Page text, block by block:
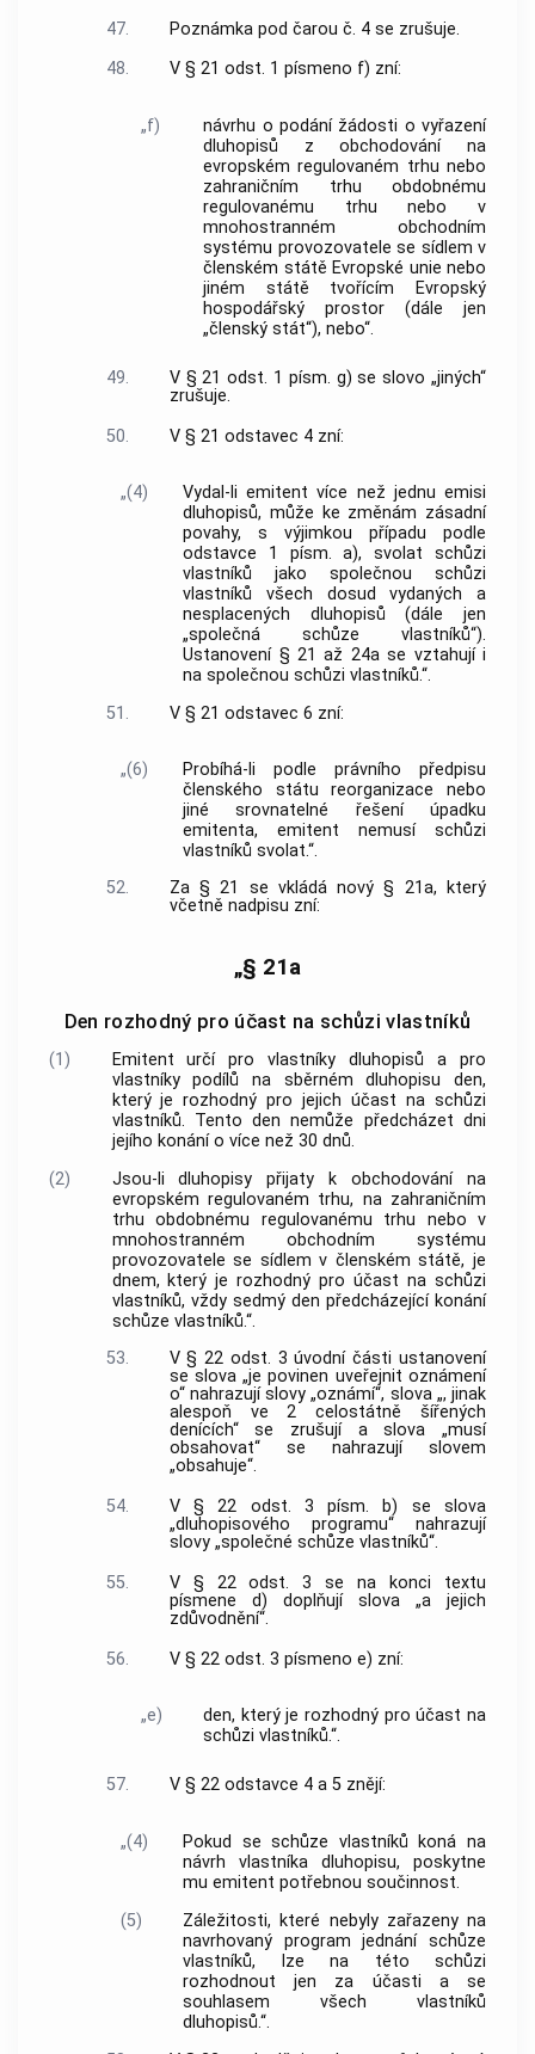
47.
Poznámka pod čarou č. 4 se zrušuje.
48.
V § 21 odst. 1 písmeno f) zní:
„f)
návrhu o podání žádosti o vyřazení
dluhopisů z obchodování na
evropském regulovaném trhu nebo
zahraničním trhu obdobnému
regulovanému trhu nebo v
mnohostranném obchodním
systému provozovatele se sídlem v
členském státě Evropské unie nebo
jiném státě tvořícím Evropský
hospodářský prostor (dále jen
„členský stát“), nebo“.
49.
V § 21 odst. 1 písm. g) se slovo „jiných“
zrušuje.
50.
V § 21 odstavec 4 zní:
„(4)
Vydal-li emitent více než jednu emisi
dluhopisů, může ke změnám zásadní
povahy, s výjimkou případu podle
odstavce 1 písm. a), svolat schůzi
vlastníků jako společnou schůzi
vlastníků všech dosud vydaných a
nesplacených dluhopisů (dále jen
„společná schůze vlastníků“).
Ustanovení § 21 až 24a se vztahují i
na společnou schůzi vlastníků.“.
51.
V § 21 odstavec 6 zní:
„(6)
Probíhá-li podle právního předpisu
členského státu reorganizace nebo
jiné srovnatelné řešení úpadku
emitenta, emitent nemusí schůzi
vlastníků svolat.“.
52.
Za § 21 se vkládá nový § 21a, který
včetně nadpisu zní:
„§ 21a
Den rozhodný pro účast na schůzi vlastníků
(1)
Emitent určí pro vlastníky dluhopisů a pro
vlastníky podílů na sběrném dluhopisu den,
který je rozhodný pro jejich účast na schůzi
vlastníků. Tento den nemůže předcházet dni
jejího konání o více než 30 dnů.
(2)
Jsou-li dluhopisy přijaty k obchodování na
evropském regulovaném trhu, na zahraničním
trhu obdobnému regulovanému trhu nebo v
mnohostranném obchodním systému
provozovatele se sídlem v členském státě, je
dnem, který je rozhodný pro účast na schůzi
vlastníků, vždy sedmý den předcházející konání
schůze vlastníků.“.
53.
V § 22 odst. 3 úvodní části ustanovení
se slova „je povinen uveřejnit oznámení
o“ nahrazují slovy „oznámí“, slova „, jinak
alespoň ve 2 celostátně šířených
denících“ se zrušují a slova „musí
obsahovat“ se nahrazují slovem
„obsahuje“.
54.
V § 22 odst. 3 písm. b) se slova
„dluhopisového programu“ nahrazují
slovy „společné schůze vlastníků“.
55.
V § 22 odst. 3 se na konci textu
písmene d) doplňují slova „a jejich
zdůvodnění“.
56.
V § 22 odst. 3 písmeno e) zní:
„e)
den, který je rozhodný pro účast na
schůzi vlastníků.“.
57. V § 22 odstavce 4 a 5 znějí:
„(4)
Pokud se schůze vlastníků koná na
návrh vlastníka dluhopisu, poskytne
mu emitent potřebnou součinnost.
(5)
Záležitosti, které nebyly zařazeny na
navrhovaný program jednání schůze
vlastníků, lze na této schůzi
rozhodnout jen za účasti a se
souhlasem všech vlastníků
dluhopisů.“.